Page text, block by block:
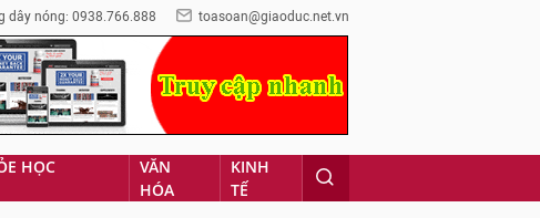
dây nóng: 0938.766.888 toasoan@giaoduc.net.vn
HỌC
VĂN
HÓA
KINH
TẾ